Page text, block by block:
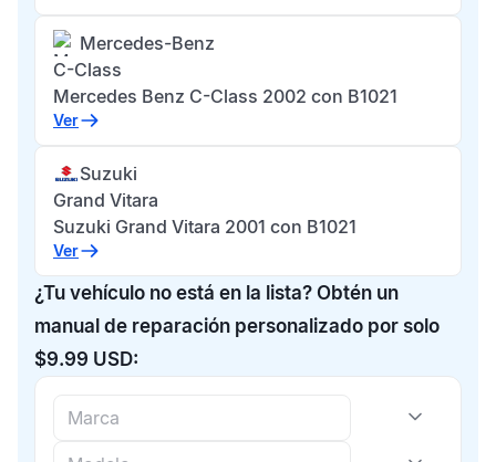
Mercedes-Benz
C-Class
Mercedes Benz C-Class 2002 con B1021
Ver
Suzuki
Grand Vitara
Suzuki Grand Vitara 2001 con B1021
Ver
¿Tu vehículo no está en la lista? Obtén un
manual de reparación personalizado por solo
$9.99 USD: